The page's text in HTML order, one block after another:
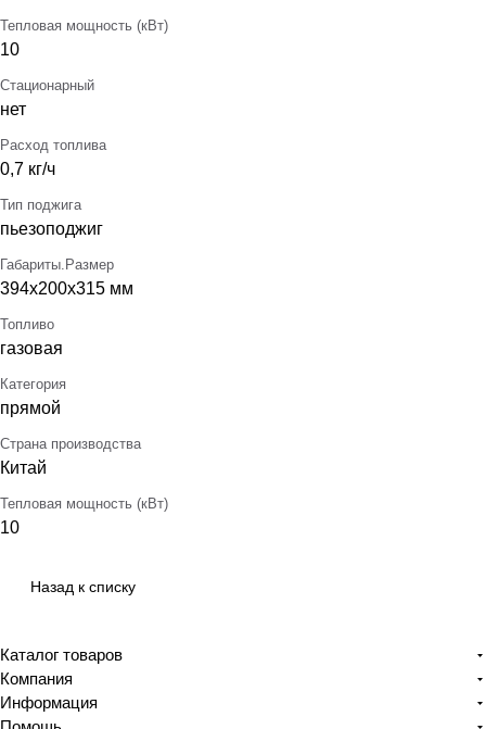
Тепловая мощность (кВт)
10
Стационарный
нет
Расход топлива
0,7 кг/ч
Тип поджига
пьезоподжиг
Габариты.Размер
394х200х315 мм
Топливо
газовая
Категория
прямой
Страна производства
Китай
Тепловая мощность (кВт)
10
Назад к списку
Каталог товаров
Компания
Информация